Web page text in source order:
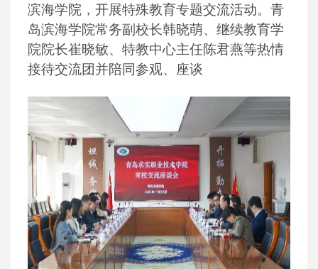
滨海学院，开展特殊教育专题交流活动。青
岛滨海学院常务副校长韩晓萌、继续教育学
院院长崔晓敏、特教中心主任陈君燕等热情
接待交流团并陪同参观、座谈